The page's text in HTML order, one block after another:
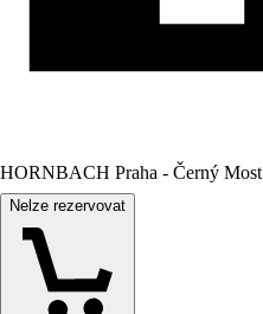
HORNBACH Praha - Černý Most
Nelze rezervovat